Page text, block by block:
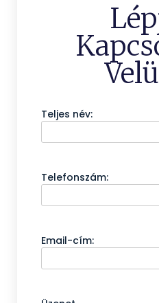
Teljes név:
Telefonszám:
Email-cím: